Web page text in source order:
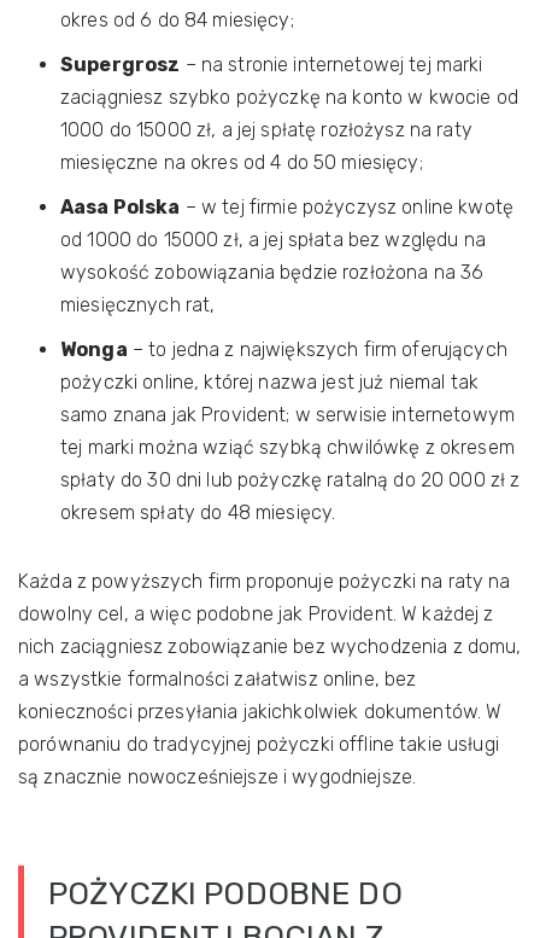
okres od 6 do 84 miesięcy;
Supergrosz – na stronie internetowej tej marki
zaciągniesz szybko pożyczkę na konto w kwocie od
1000 do 15000 zł, a jej spłatę rozłożysz na raty
miesięczne na okres od 4 do 50 miesięcy;
Aasa Polska – w tej firmie pożyczysz online kwotę
od 1000 do 15000 zł, a jej spłata bez względu na
wysokość zobowiązania będzie rozłożona na 36
miesięcznych rat,
Wonga – to jedna z największych firm oferujących
pożyczki online, której nazwa jest już niemal tak
samo znana jak Provident; w serwisie internetowym
tej marki można wziąć szybką chwilówkę z okresem
spłaty do 30 dni lub pożyczkę ratalną do 20 000 zł z
okresem spłaty do 48 miesięcy.
Każda z powyższych firm proponuje pożyczki na raty na
dowolny cel, a więc podobne jak Provident. W każdej z
nich zaciągniesz zobowiązanie bez wychodzenia z domu,
a wszystkie formalności załatwisz online, bez
konieczności przesyłania jakichkolwiek dokumentów. W
porównaniu do tradycyjnej pożyczki offline takie usługi
są znacznie nowocześniejsze i wygodniejsze.
POŻYCZKI PODOBNE DO